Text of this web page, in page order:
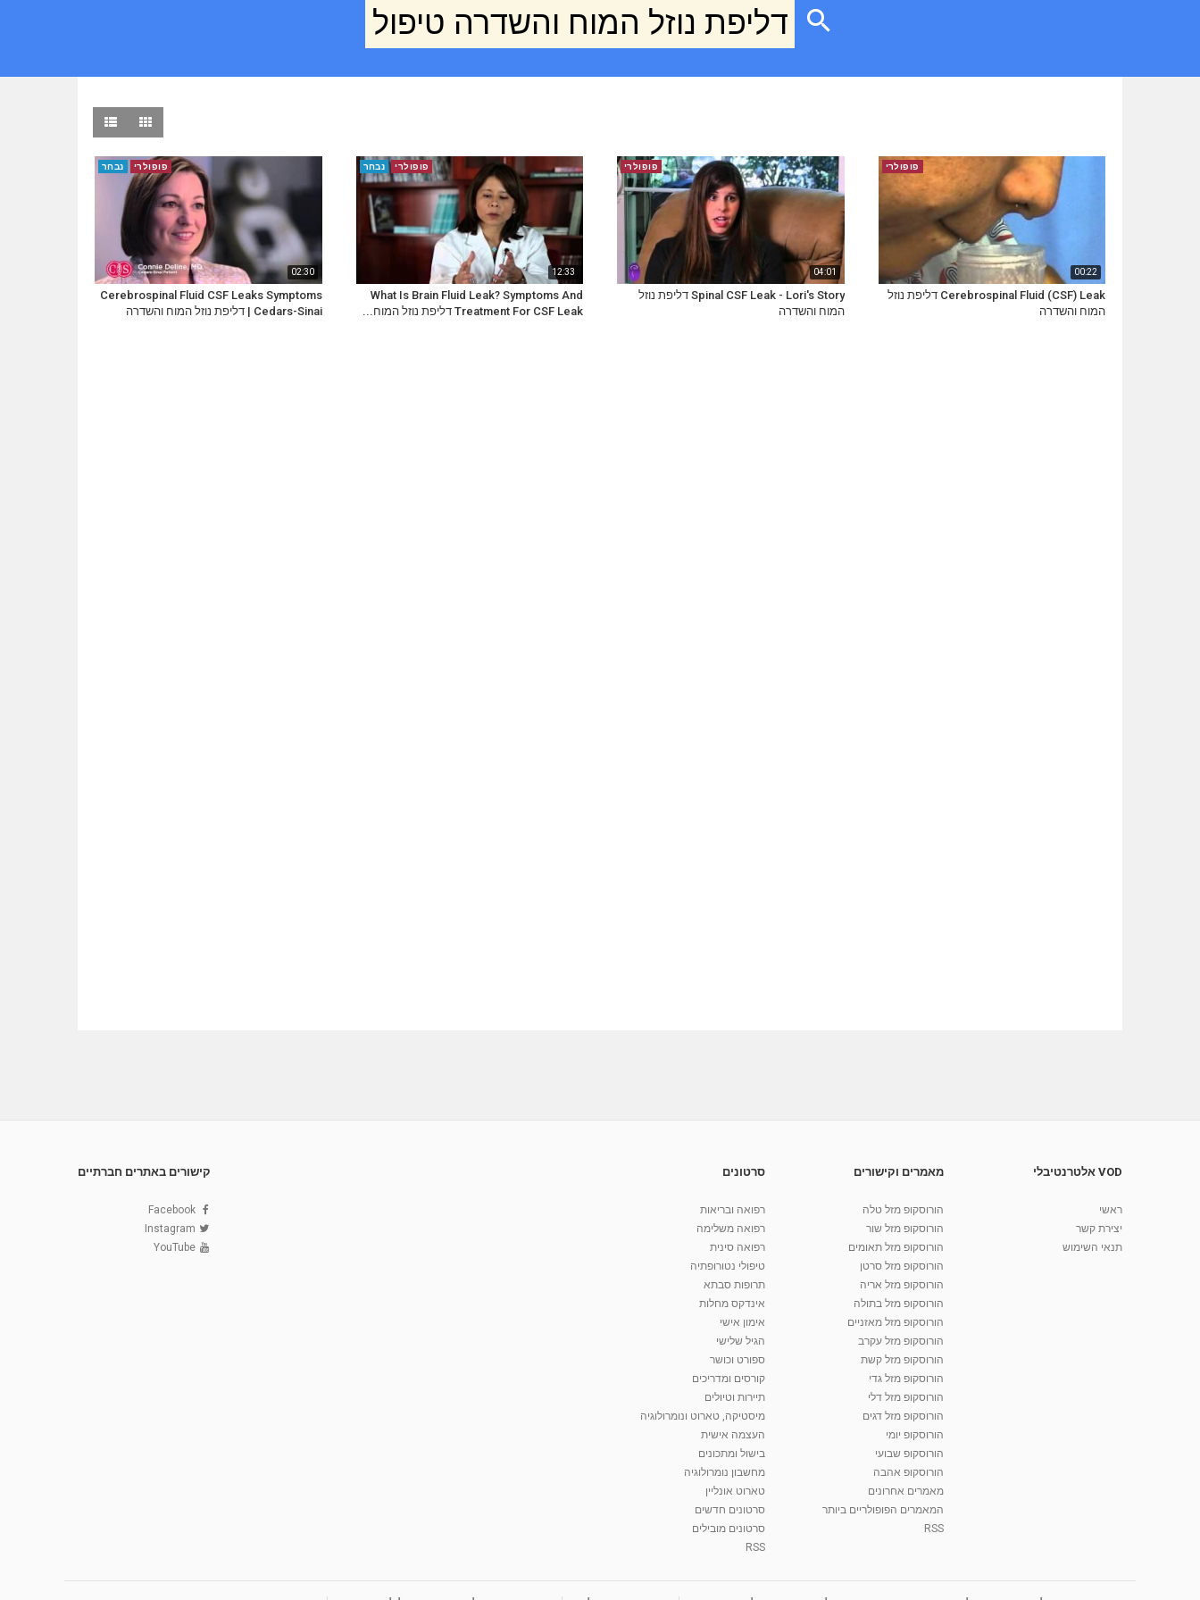
דליפת נוזל המוח והשדרה טיפול
00:22
פופולרי
Cerebrospinal Fluid (CSF) Leak דליפת נוזל
המוח והשדרה
04:01
פופולרי
Spinal CSF Leak - Lori's Story דליפת נוזל
המוח והשדרה
12:33
פופולרי נבחר
What Is Brain Fluid Leak? Symptoms And
Treatment For CSF Leak דליפת נוזל המוח...
02:30
פופולרי נבחר
Cerebrospinal Fluid CSF Leaks Symptoms
| Cedars-Sinai דליפת נוזל המוח והשדרה
VOD אלטרנטיבלי
ראשי
יצירת קשר
תנאי השימוש
מאמרים וקישורים
הורוסקופ מזל טלה
הורוסקופ מזל שור
הורוסקופ מזל תאומים
הורוסקופ מזל סרטן
הורוסקופ מזל אריה
הורוסקופ מזל בתולה
הורוסקופ מזל מאזניים
הורוסקופ מזל עקרב
הורוסקופ מזל קשת
הורוסקופ מזל גדי
הורוסקופ מזל דלי
הורוסקופ מזל דגים
הורוסקופ יומי
הורוסקופ שבועי
הורוסקופ אהבה
מאמרים אחרונים
המאמרים הפופולריים ביותר
RSS
סרטונים
רפואה ובריאות
רפואה משלימה
רפואה סינית
טיפולי נטורופתיה
תרופות סבתא
אינדקס מחלות
אימון אישי
הגיל שלישי
ספורט וכושר
קורסים ומדריכים
תיירות וטיולים
מיסטיקה, טארוט ונומרולוגיה
העצמה אישית
בישול ומתכונים
מחשבון נומרולוגיה
טארוט אונליין
סרטונים חדשים
סרטונים מובילים
RSS
קישורים באתרים חברתיים
Facebook
Instagram
YouTube